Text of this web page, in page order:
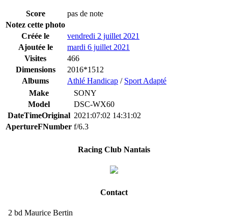
Score
pas de note
Notez cette photo
Créée le
vendredi 2 juillet 2021
Ajoutée le
mardi 6 juillet 2021
Visites
466
Dimensions
2016*1512
Albums
Athlé Handicap / Sport Adapté
Make
SONY
Model
DSC-WX60
DateTimeOriginal 2021:07:02 14:31:02
ApertureFNumber f/6.3
Racing Club Nantais
Contact
2 bd Maurice Bertin